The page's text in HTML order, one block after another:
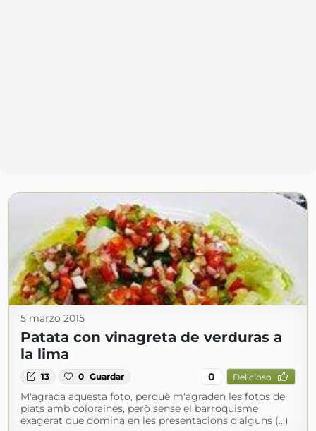
5 marzo 2015
Patata con vinagreta de verduras a
la lima
13 0 Guardar 0 Delicioso
M'agrada aquesta foto, perquè m'agraden les fotos de
plats amb coloraines, però sense el barroquisme
exagerat que domina en les presentacions d'alguns (...)